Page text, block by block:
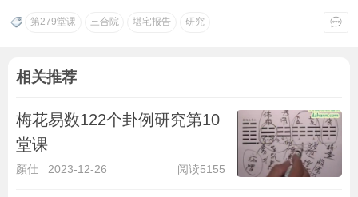
第279堂课 三合院 堪宅报告 研究
相关推荐
梅花易数122个卦例研究第10
堂课
顏仕 2023-12-26 阅读5155